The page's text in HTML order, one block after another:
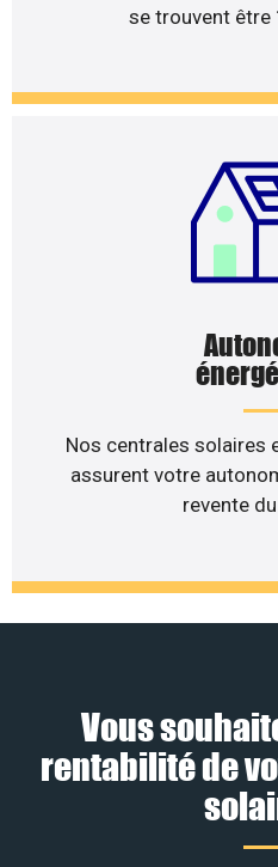
se trouvent être
Nos centrales solaires
assurent votre
revente
Vous
rentabilité de